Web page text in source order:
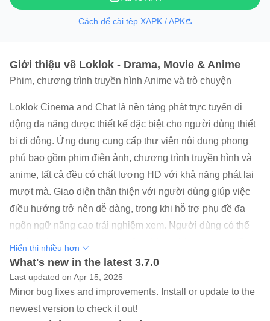
Cách để cài tệp XAPK / APK
Giới thiệu về Loklok - Drama, Movie & Anime
Phim, chương trình truyền hình Anime và trò chuyện
Loklok Cinema and Chat là nền tảng phát trực tuyến di
động đa năng được thiết kế đặc biệt cho người dùng thiết
bị di động. Ứng dụng cung cấp thư viện nội dung phong
phú bao gồm phim điện ảnh, chương trình truyền hình và
anime, tất cả đều có chất lượng HD với khả năng phát lại
mượt mà. Giao diện thân thiện với người dùng giúp việc
điều hướng trở nên dễ dàng, trong khi hỗ trợ phụ đề đa
ngôn ngữ nâng cao trải nghiệm xem. Người dùng có thể
thưởng thức cả xem trực tuyến và lưu video ngoại tuyến,
cùng với các tính năng tiện lợi như đề xuất cá nhân hóa,
theo dõi lịch sử xem và danh sách yêu thích. Chức năng
tìm kiếm mạnh mẽ và hệ thống phân loại có tổ chức của
ứng dụng giúp người dùng nhanh chóng tìm thấy nội dung
Hiển thị nhiều hơn
What's new in the latest 3.7.0
Last updated on Apr 15, 2025
Minor bug fixes and improvements. Install or update to the
newest version to check it out!